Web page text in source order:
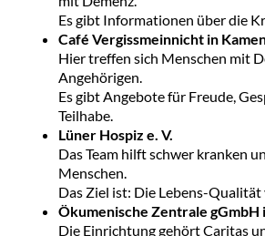
Es gibt Informationen über die
Café Vergissmeinnicht in
Hier treffen sich Menschen mit
Angehörigen.
Es gibt Angebote für Freude,
Teilhabe.
Lüner Hospiz e. V.
Das Team hilft schwer kranken
Menschen.
Das Ziel ist: Die Lebens-Qualität
Ökumenische Zentrale gGmbH
Die Einrichtung gehört Caritas